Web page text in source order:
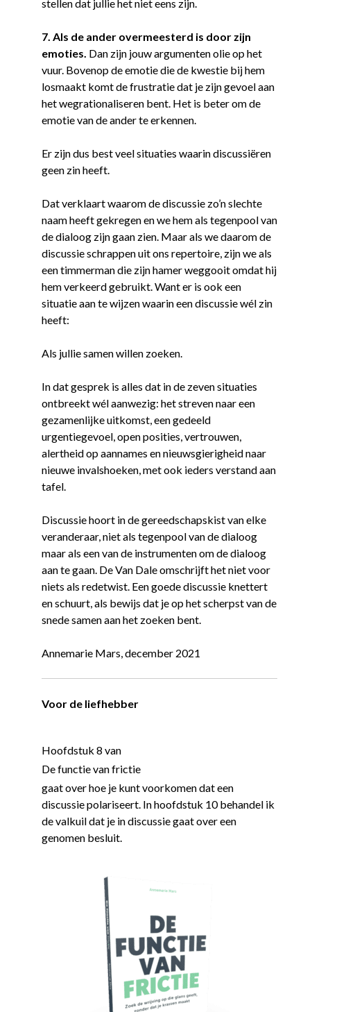
stellen dat jullie het niet eens zijn.
7. Als de ander overmeesterd is door zijn
emoties. Dan zijn jouw argumenten olie op het
vuur. Bovenop de emotie die de kwestie bij hem
losmaakt komt de frustratie dat je zijn gevoel aan
het wegrationaliseren bent. Het is beter om de
emotie van de ander te erkennen.
Er zijn dus best veel situaties waarin discussiëren
geen zin heeft.
Dat verklaart waarom de discussie zo’n slechte
naam heeft gekregen en we hem als tegenpool van
de dialoog zijn gaan zien. Maar als we daarom de
discussie schrappen uit ons repertoire, zijn we als
een timmerman die zijn hamer weggooit omdat hij
hem verkeerd gebruikt. Want er is ook een
situatie aan te wijzen waarin een discussie wél zin
heeft:
Als jullie samen willen zoeken.
In dat gesprek is alles dat in de zeven situaties
ontbreekt wél aanwezig: het streven naar een
gezamenlijke uitkomst, een gedeeld
urgentiegevoel, open posities, vertrouwen,
alertheid op aannames en nieuwsgierigheid naar
nieuwe invalshoeken, met ook ieders verstand aan
tafel.
Discussie hoort in de gereedschapskist van elke
veranderaar, niet als tegenpool van de dialoog
maar als een van de instrumenten om de dialoog
aan te gaan. De Van Dale omschrijft het niet voor
niets als redetwist. Een goede discussie knettert
en schuurt, als bewijs dat je op het scherpst van de
snede samen aan het zoeken bent.
Annemarie Mars, december 2021
Voor de liefhebber
Hoofdstuk 8 van
De functie van frictie
gaat over hoe je kunt voorkomen dat een
discussie polariseert. In hoofdstuk 10 behandel ik
de valkuil dat je in discussie gaat over een
genomen besluit.